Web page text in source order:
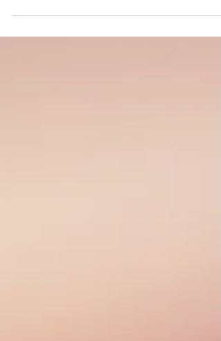
日（水）、８日（火）、１５日（火） １６
日（水）、２２（火・祝）、２９日（火）